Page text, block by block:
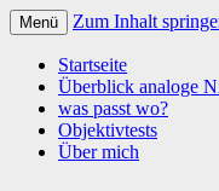
Menü Zum Inhalt
Startseite
Überblick analoge
was passt wo?
Objektivtests
Über mich